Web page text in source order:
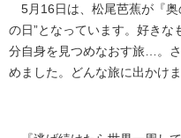
5月16日は、松尾芭蕉が『奥
の日”となっています。好きな
分自身を見つめなおす旅…。
めました。どんな旅に出かけ